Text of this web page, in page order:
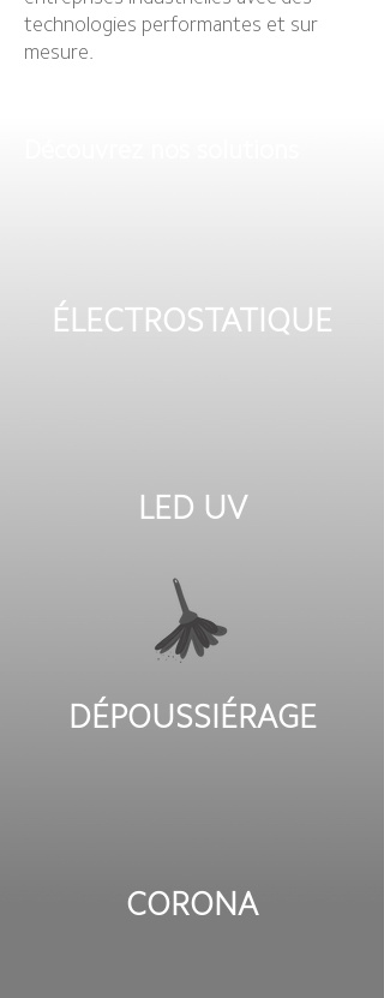
technologies performantes et sur
mesure.
ÉLECTROSTATIQUE
LED UV
DÉPOUSSIÉRAGE
CORONA